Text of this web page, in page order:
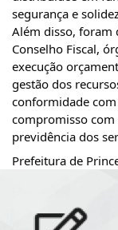
segurança e
Além disso, foram
Conselho Fiscal,
execução
gestão dos
conformidade
compromisso com
previdência dos
Prefeitura de